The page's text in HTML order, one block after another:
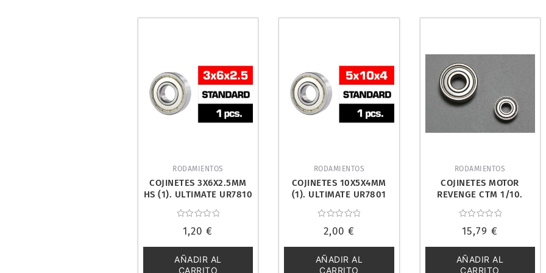
RODAMIENTOS
COJINETES 3X6X2.5MM
HS (1). ULTIMATE UR7810
con
de
5
1,20€
AÑADIR AL
CARRITO
RODAMIENTOS
COJINETES 10X5X4MM
(1). ULTIMATE UR7801
con
de
5
2,00 €
AÑADIR AL
CARRITO
RODAMIENTOS
COJINETES MOTOR
REVENGE CTM 1/10.
con
de
5
15,79€
AÑADIR AL
CARRITO